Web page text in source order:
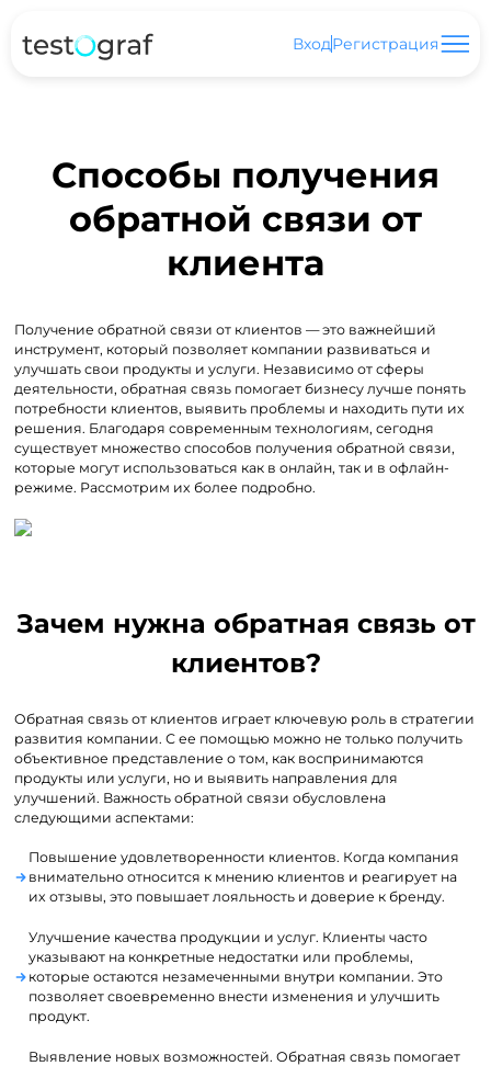
ВходРегистрация
Способы получения
обратной связи от
клиента
Получение обратной связи от клиентов — это важнейший
инструмент, который позволяет компании развиваться и
улучшать свои продукты и услуги. Независимо от сферы
деятельности, обратная связь помогает бизнесу лучше понять
потребности клиентов, выявить проблемы и находить пути их
решения. Благодаря современным технологиям, сегодня
существует множество способов получения обратной связи,
которые могут использоваться как в онлайн, так и в офлайн-
режиме. Рассмотрим их более подробно.
Зачем нужна обратная связь от
клиентов?
Обратная связь от клиентов играет ключевую роль в стратегии
развития компании. С ее помощью можно не только получить
объективное представление о том, как воспринимаются
продукты или услуги, но и выявить направления для
улучшений. Важность обратной связи обусловлена
следующими аспектами:
Повышение удовлетворенности клиентов. Когда компания
внимательно относится к мнению клиентов и реагирует на
их отзывы, это повышает лояльность и доверие к бренду.
Улучшение качества продукции и услуг. Клиенты часто
указывают на конкретные недостатки или проблемы,
которые остаются незамеченными внутри компании. Это
позволяет своевременно внести изменения и улучшить
продукт.
Выявление новых возможностей. Обратная связь помогает